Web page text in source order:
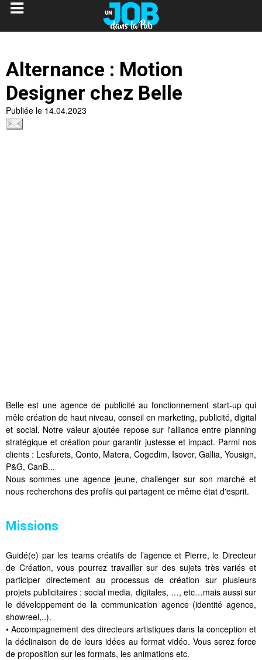
Alternance : Motion
Designer chez Belle
Publiée le 14.04.2023
Belle est une agence de publicité au fonctionnement start-up qui
mêle création de haut niveau, conseil en marketing, publicité, digital
et social. Notre valeur ajoutée repose sur l'alliance entre planning
stratégique et création pour garantir justesse et impact. Parmi nos
clients : Lesfurets, Qonto, Matera, Cogedim, Isover, Gallia, Yousign,
P&G, CanB...
Nous sommes une agence jeune, challenger sur son marché et
nous recherchons des profils qui partagent ce même état d'esprit.
Missions
Guidé(e) par les teams créatifs de l’agence et Pierre, le Directeur
de Création, vous pourrez travailler sur des sujets très variés et
participer directement au processus de création sur plusieurs
projets publicitaires : social media, digitales, …, etc…mais aussi sur
le développement de la communication agence (identité agence,
showreel,..).
• Accompagnement des directeurs artistiques dans la conception et
la déclinaison de de leurs idées au format vidéo. Vous serez force
de proposition sur les formats, les animations etc.